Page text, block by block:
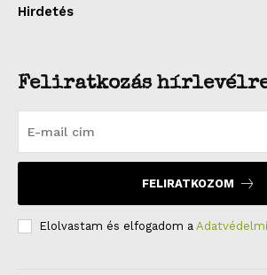
Hirdetés
Feliratkozás
FELIRATKOZOM
Elolvastam és elfogadom a